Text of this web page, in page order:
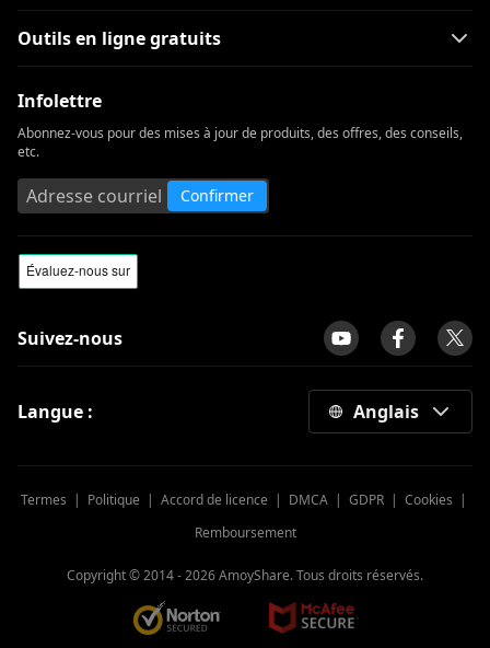
Outils en ligne gratuits
Infolettre
Abonnez-vous pour des mises à jour de produits, des offres, des conseils,
etc.
Confirmer
Suivez-nous
Langue : Anglais
Termes | Politique | Accord de licence | DMCA| GDPR| Cookies |
Remboursement
Copyright © 2014 -2026AmoyShare. Tous droits réservés.